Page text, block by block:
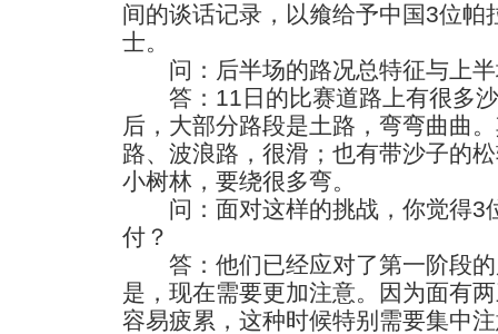
间的谈话记录，以飨给予中国3位帕
士。
问：后半场的路况总特征与上半
答：11日的比赛道路上有很多沙
后，大部分路段是土路，弯弯曲曲
路、波浪路，很滑；也有带沙子的
小树林，要绕很多弯。
问：面对这样的挑战，你觉得3
付？
答：他们已经应对了第一阶段的
是，现在需要更加注意。因为面有
容易疲累，这种时候特别需要集中